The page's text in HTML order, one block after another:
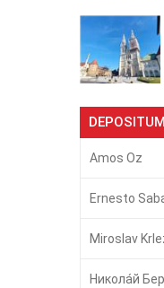
Amos Oz
Ernesto
Miroslav
Никола́й